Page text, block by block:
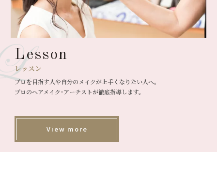
Lesson
レッスン
プロを目指す人や自分のメイクが上手くなりたい人へ。
プロのヘアメイク･アーチストが徹底指導します。
View more